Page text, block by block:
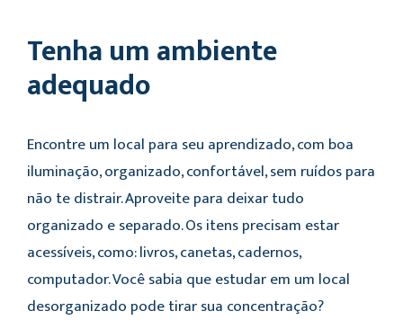
Tenha um ambiente
adequado
Encontre um local para seu aprendizado, com boa
iluminação, organizado, confortável, sem ruídos para
não te distrair. Aproveite para deixar tudo
organizado e separado. Os itens precisam estar
acessíveis, como: livros, canetas, cadernos,
computador. Você sabia que estudar em um local
desorganizado pode tirar sua concentração?